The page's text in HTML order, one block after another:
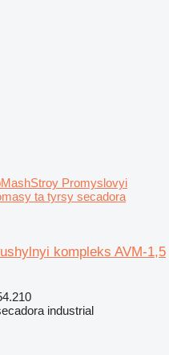
Promyslovyi
ta tyrsy secadora
kompleks AVM-1,5
industrial